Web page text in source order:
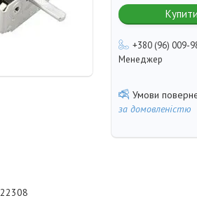
Купити
+380 (96) 009-
Менеджер
за домовленістю